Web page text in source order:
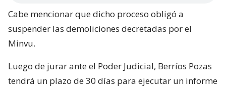
Cabe mencionar que dicho proceso obligó a
suspender las demoliciones decretadas por el
Minvu.
Luego de jurar ante el Poder Judicial, Berríos Pozas
tendrá un plazo de 30 días para ejecutar un informe